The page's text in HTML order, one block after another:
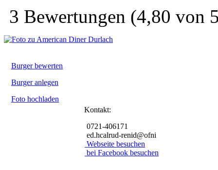
3 Bewertungen (4,80 von
Burger bewerten
Burger anlegen
Foto hochladen
Kontakt:
0721-406171
ed.hcalrud-renid@ofni
Webseite besuchen
bei Facebook besuchen